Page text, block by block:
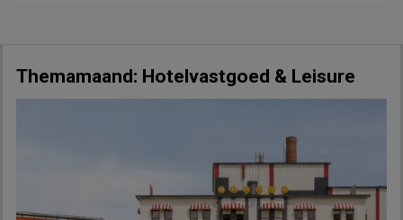
Themamaand: Hotelvastgoed & Leisure